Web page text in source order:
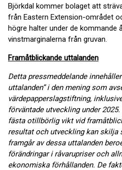
Björkdal kommer bolaget att
från Eastern Extension-området
högre halter under de kommande
vinstmarginalerna från gruvan.
Framåtblickande uttalanden
Detta pressmeddelande
uttalanden” i den mening som
värdepapperslagstiftning,
förväntade utveckling under
fästa otillbörlig vikt vid
resultat och utveckling kan skilja
framgår av dessa uttalanden
förändringar i råvarupriser och
ekonomiska förhållanden. De